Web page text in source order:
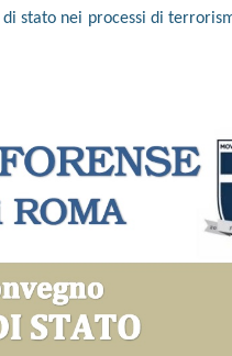
stato nei processi di